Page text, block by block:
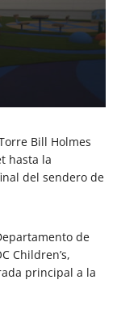
Bill Holmes
hasta la
del sendero de
de
Children’s,
principal a la